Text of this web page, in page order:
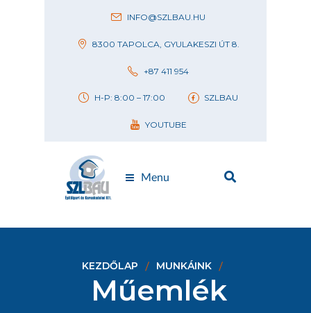
INFO@SZLBAU.HU
8300 TAPOLCA, GYULAKESZI ÚT 8.
+87 411 954
H-P: 8:00 – 17:00 SZLBAU
YOUTUBE
Menu
KEZDŐLAP MUNKÁINK
Műemlék